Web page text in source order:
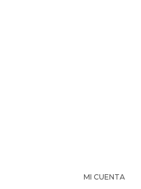
MI CUENTA